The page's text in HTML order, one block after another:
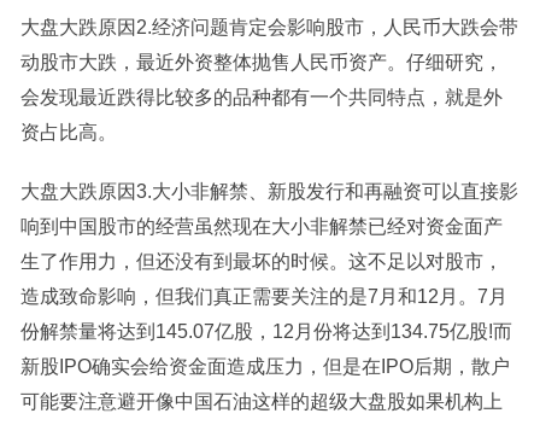
大盘大跌原因2.经济问题肯定会影响股市，人民币大跌会带
动股市大跌，最近外资整体抛售人民币资产。仔细研究，
会发现最近跌得比较多的品种都有一个共同特点，就是外
资占比高。
大盘大跌原因3.大小非解禁、新股发行和再融资可以直接影
响到中国股市的经营虽然现在大小非解禁已经对资金面产
生了作用力，但还没有到最坏的时候。这不足以对股市，
造成致命影响，但我们真正需要关注的是7月和12月。7月
份解禁量将达到145.07亿股，12月份将达到134.75亿股!而
新股IPO确实会给资金面造成压力，但是在IPO后期，散户
可能要注意避开像中国石油这样的超级大盘股如果机构上